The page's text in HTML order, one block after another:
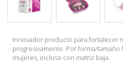
Innovador producto para fortalecer
progresivamente. Por forma/
mujeres, incluso con matriz baja.